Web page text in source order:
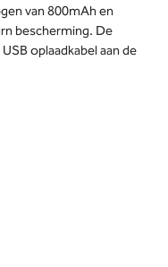
van 800mAh en
bescherming. De
oplaadkabel aan de